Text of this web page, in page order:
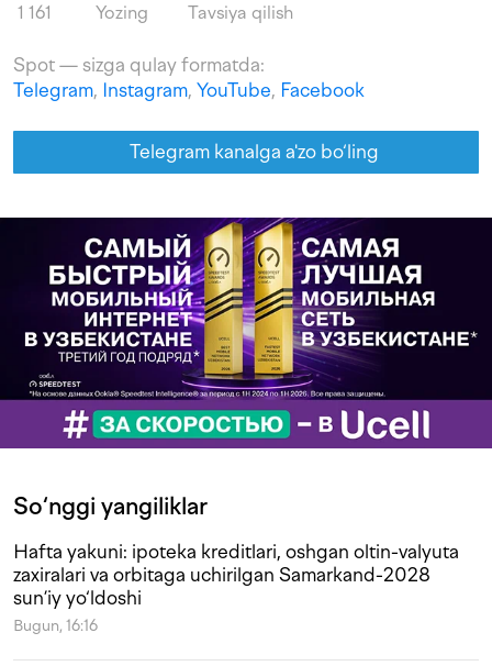
1 161 Yozing Tavsiya qilish
Spot — sizga qulay formatda:
Telegram, Instagram, YouTube, Facebook
Telegram kanalga a'zo bo‘ling
So‘nggi yangiliklar
Hafta yakuni: ipoteka kreditlari, oshgan oltin-valyuta
zaxiralari va orbitaga uchirilgan Samarkand-2028
sun’iy yo‘ldoshi
Bugun, 16:16